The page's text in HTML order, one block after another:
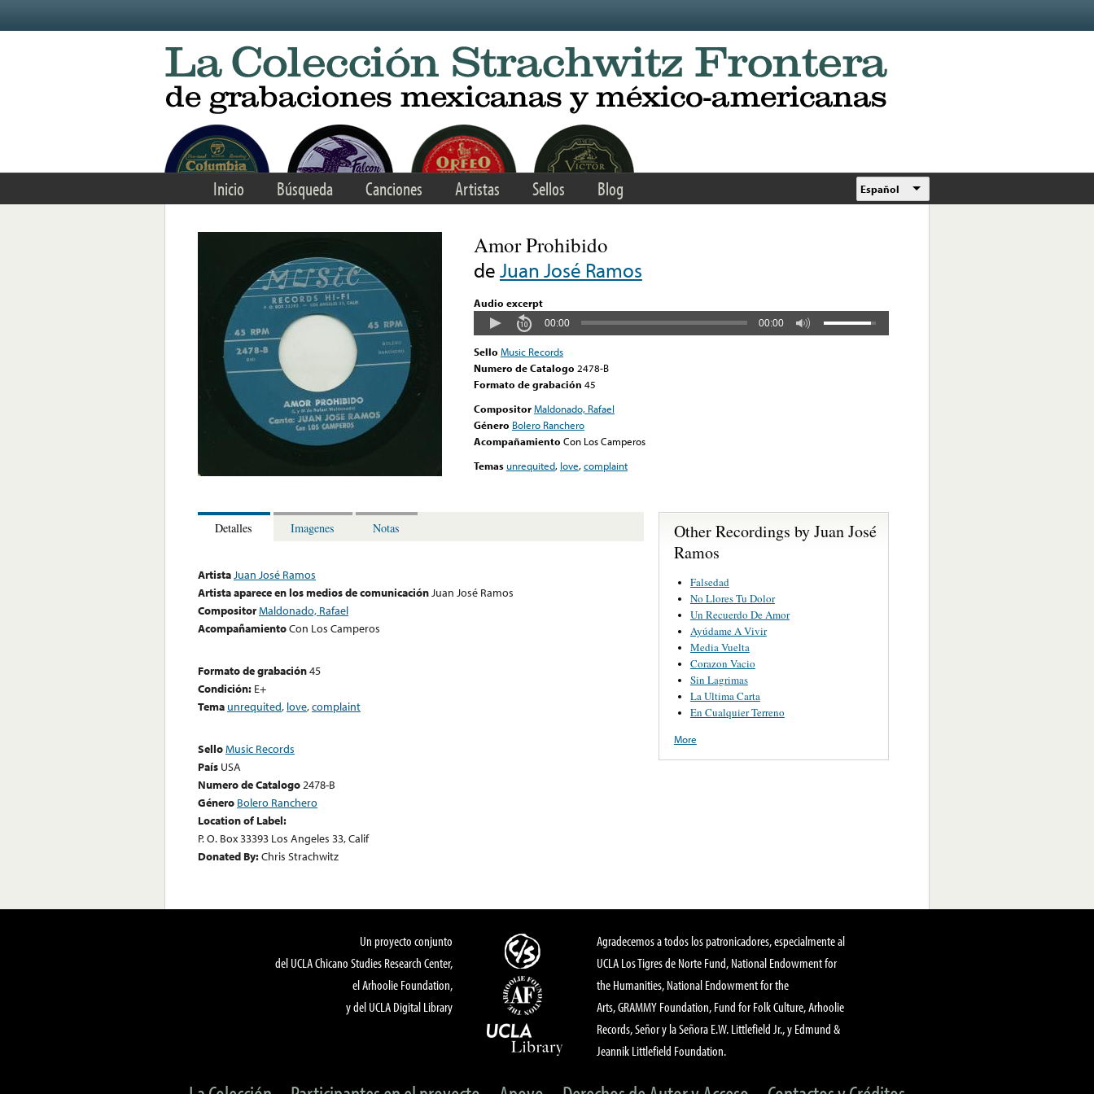
Inicio Búsqueda Canciones Artistas Sellos Blog Español
Amor Prohibido
deJuan José Ramos
Audio excerpt
00:00 00:00
Sello Music Records
Numero de Catalogo 2478-B
Formato de grabación 45
CompositorMaldonado, Rafael
Género Bolero Ranchero
Acompañamiento Con Los Camperos
Temasunrequited, love,complaint
Detalles Imagenes Notas
ArtistaJuan José Ramos
Artista aparece en los medios de comunicaciónJuan José Ramos
CompositorMaldonado, Rafael
AcompañamientoCon Los Camperos
Formato de grabación45
Condición: E+
Tema unrequited, love,complaint
SelloMusic Records
País USA
Numero de Catalogo2478-B
Género Bolero Ranchero
Location of Label:
P. O. Box 33393 Los Angeles 33, Calif
Donated By:Chris Strachwitz
Other Recordings by Juan José
Ramos
Falsedad
No Llores Tu Dolor
Un Recuerdo De Amor
Ayúdame A Vivir
Media Vuelta
Corazon Vacio
Sin Lagrimas
La Ultima Carta
En Cualquier Terreno
More
Un proyecto conjunto
del UCLA Chicano Studies Research Center,
el Arhoolie Foundation,
y del UCLA Digital Library
Agradecemos a todos los patronicadores, especialmente al
UCLA Los Tigres de Norte Fund, National Endowment for
the Humanities, National Endowment for the
Arts, GRAMMY Foundation, Fund for Folk Culture, Arhoolie
Records, Señor y la Señora E.W. Littlefield Jr., y Edmund &
Jeannik Littlefield Foundation.